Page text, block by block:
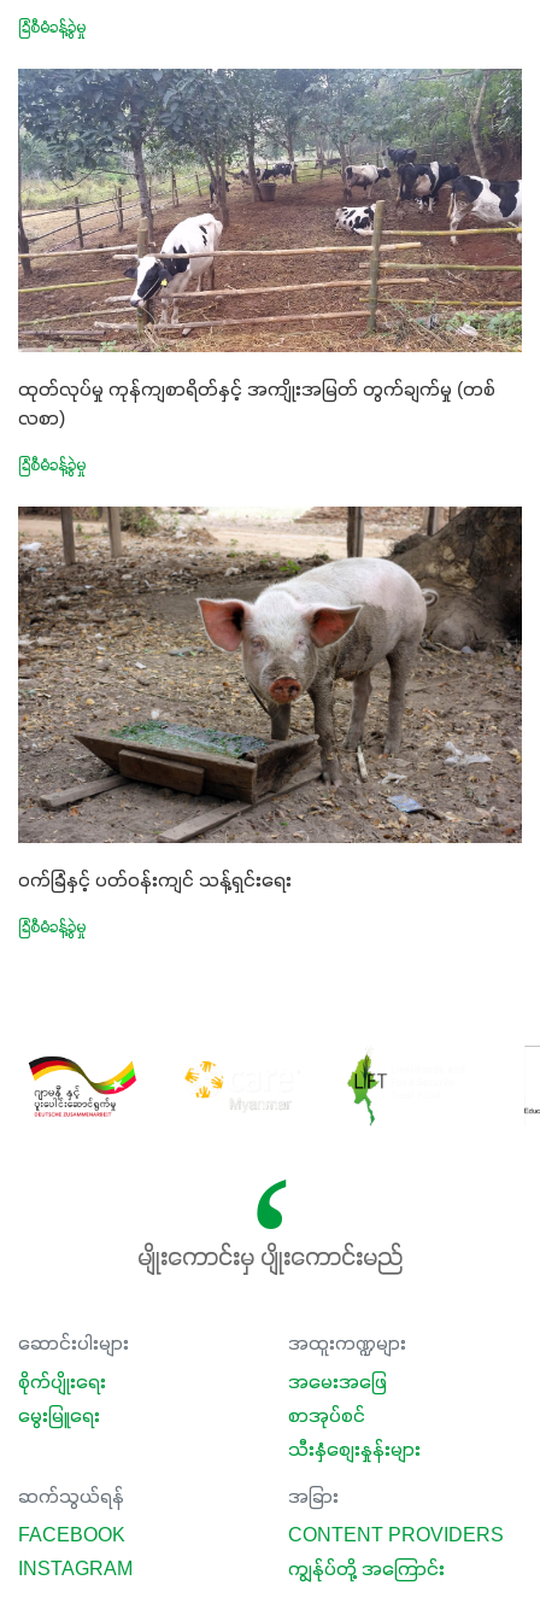
ခြံစီမံခန့်ခွဲမှု
ထုတ်လုပ်မှု ကုန်ကျစာရိတ်နှင့် အကျိုးအမြတ် တွက်ချက်မှု (တစ်
လစာ)
ခြံစီမံခန့်ခွဲမှု
ဝက်ခြံနှင့် ပတ်ဝန်းကျင် သန့်ရှင်းရေး
ခြံစီမံခန့်ခွဲမှု
မျိုးကောင်းမှ ပျိုးကောင်းမည်
ဆောင်းပါးများ
စိုက်ပျိုးရေး
မွေးမြူရေး
အထူးကဏ္ဍများ
အမေးအဖြေ
စာအုပ်စင်
သီးနှံစျေးနှုန်းများ
ဆက်သွယ်ရန်
FACEBOOK
INSTAGRAM
အခြား
CONTENT PROVIDERS
ကျွန်ုပ်တို့ အကြောင်း